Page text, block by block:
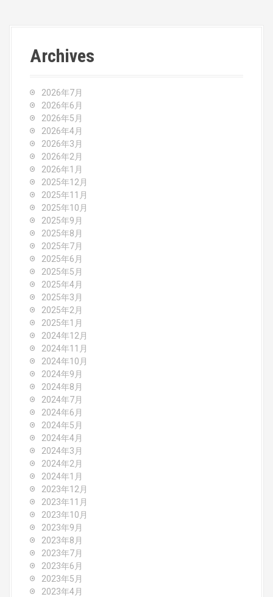
Archives
2026年7月
2026年6月
2026年5月
2026年4月
2026年3月
2026年2月
2026年1月
2025年12月
2025年11月
2025年10月
2025年9月
2025年8月
2025年7月
2025年6月
2025年5月
2025年4月
2025年3月
2025年2月
2025年1月
2024年12月
2024年11月
2024年10月
2024年9月
2024年8月
2024年7月
2024年6月
2024年5月
2024年4月
2024年3月
2024年2月
2024年1月
2023年12月
2023年11月
2023年10月
2023年9月
2023年8月
2023年7月
2023年6月
2023年5月
2023年4月